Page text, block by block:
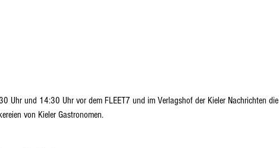
Uhr und 14:30 Uhr vor dem FLEET7 und im Verlagshof der Kieler Nachrichten die
von Kieler Gastronomen.